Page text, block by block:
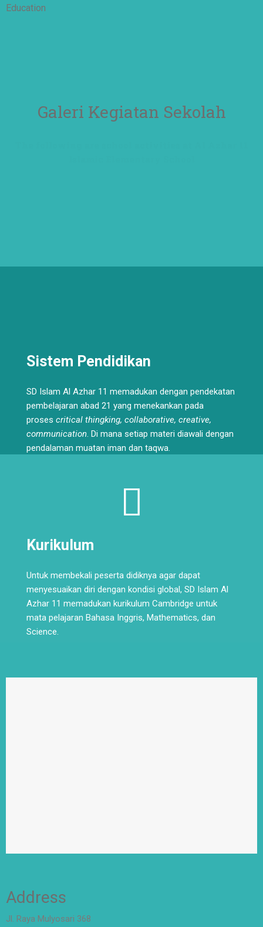
Education
Galeri Kegiatan Sekolah
Sistem Pendidikan
SD Islam Al Azhar 11 memadukan dengan pendekatan
pembelajaran abad 21 yang menekankan pada
proses critical thingking, collaborative, creative,
communication. Di mana setiap materi diawali dengan
pendalaman muatan iman dan taqwa.
Kurikulum
Untuk membekali peserta didiknya agar dapat
menyesuaikan diri dengan kondisi global, SD Islam Al
Azhar 11 memadukan kurikulum Cambridge untuk
mata pelajaran Bahasa Inggris, Mathematics, dan
Science.
Address
Jl. Raya Mulyosari 368